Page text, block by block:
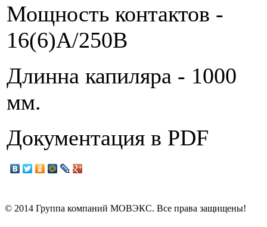
Мощность контактов -
16(6)А/250В
Длинна капиляра - 1000
мм.
Документация в PDF
© 2014 Группа компаний МОВЭКС. Все права защищены!